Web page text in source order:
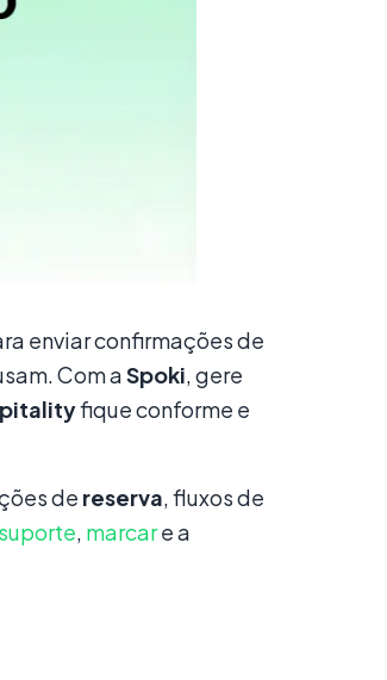
enviar confirmações de
Com aSpoki , gere
fique conforme e
de reserva , fluxos de
suporte marcare a